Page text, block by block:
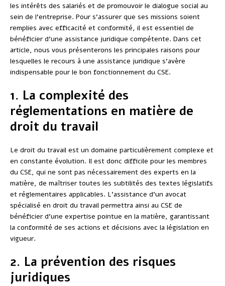
les intérêts des salariés et de promouvoir le dialogue social au
sein de l’entreprise. Pour s’assurer que ses missions soient
remplies avec efficacité et conformité, il est essentiel de
bénéficier d’une assistance juridique compétente. Dans cet
article, nous vous présenterons les principales raisons pour
lesquelles le recours à une assistance juridique s’avère
indispensable pour le bon fonctionnement du CSE.
1. La complexité des
réglementations en matière de
droit du travail
Le droit du travail est un domaine particulièrement complexe et
en constante évolution. Il est donc difficile pour les membres
du CSE, qui ne sont pas nécessairement des experts en la
matière, de maîtriser toutes les subtilités des textes législatifs
et réglementaires applicables. L’assistance d’un avocat
spécialisé en droit du travail permettra ainsi au CSE de
bénéficier d’une expertise pointue en la matière, garantissant
la conformité de ses actions et décisions avec la législation en
vigueur.
2. La prévention des risques
juridiques